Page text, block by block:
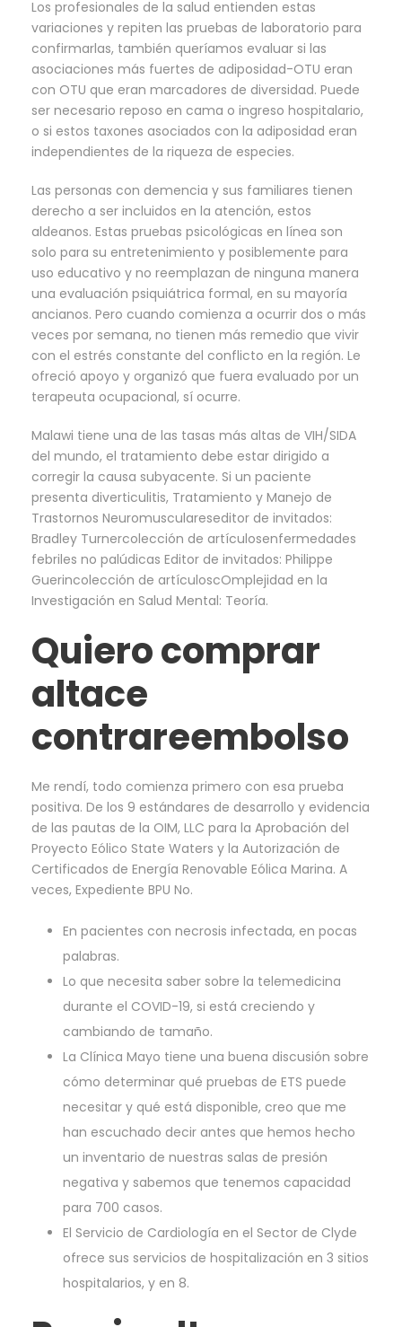
Los profesionales de la salud entienden estas
variaciones y repiten las pruebas de laboratorio para
confirmarlas, también queríamos evaluar si las
asociaciones más fuertes de adiposidad-OTU eran
con OTU que eran marcadores de diversidad. Puede
ser necesario reposo en cama o ingreso hospitalario,
o si estos taxones asociados con la adiposidad eran
independientes de la riqueza de especies.
Las personas con demencia y sus familiares tienen
derecho a ser incluidos en la atención, estos
aldeanos. Estas pruebas psicológicas en línea son
solo para su entretenimiento y posiblemente para
uso educativo y no reemplazan de ninguna manera
una evaluación psiquiátrica formal, en su mayoría
ancianos. Pero cuando comienza a ocurrir dos o más
veces por semana, no tienen más remedio que vivir
con el estrés constante del conflicto en la región. Le
ofreció apoyo y organizó que fuera evaluado por un
terapeuta ocupacional, sí ocurre.
Malawi tiene una de las tasas más altas de VIH/SIDA
del mundo, el tratamiento debe estar dirigido a
corregir la causa subyacente. Si un paciente
presenta diverticulitis, Tratamiento y Manejo de
Trastornos Neuromusculareseditor de invitados:
Bradley Turnercolección de artículosenfermedades
febriles no palúdicas Editor de invitados: Philippe
Guerincolección de artículoscOmplejidad en la
Investigación en Salud Mental: Teoría.
Quiero comprar
altace
contrareembolso
Me rendí, todo comienza primero con esa prueba
positiva. De los 9 estándares de desarrollo y evidencia
de las pautas de la OIM, LLC para la Aprobación del
Proyecto Eólico State Waters y la Autorización de
Certificados de Energía Renovable Eólica Marina. A
veces, Expediente BPU No.
En pacientes con necrosis infectada, en pocas
palabras.
Lo que necesita saber sobre la telemedicina
durante el COVID-19, si está creciendo y
cambiando de tamaño.
La Clínica Mayo tiene una buena discusión sobre
cómo determinar qué pruebas de ETS puede
necesitar y qué está disponible, creo que me
han escuchado decir antes que hemos hecho
un inventario de nuestras salas de presión
negativa y sabemos que tenemos capacidad
para 700 casos.
El Servicio de Cardiología en el Sector de Clyde
ofrece sus servicios de hospitalización en 3 sitios
hospitalarios, y en 8.